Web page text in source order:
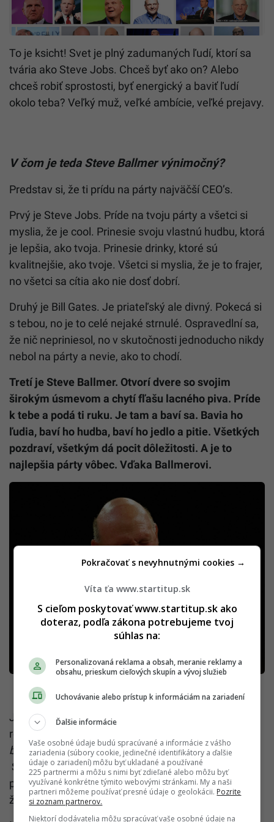
To je ksicht! Svet je plný zadumaných ľudí, ktorí sa
tvária ako Steve Jobs. Chceš byť ako on? Alebo
chceš robiť sprostosti, byť energický a baviť ľudí
okolo teba? Veľký muž, veľké ambície, veľké prejavy.
V čom je teda Steve Ballmer výnimočný?
Predstav si, že ti prídu na párty najväčší CEO’s.
Prvý je Steve Jobs. Príde na tvoju párty a všetci si
myslia, že je cool. Prinesie svoju vlastnú hudbu, ktorá
je lepšia, ako tvoja. Prinesie drinky, ktoré sú
kvalitnejšie, ako tvoje. Všetci si myslia, že je to frajer,
no všetci sa cítia ako nie dosť dobrí.
Druhý je Bill Gates. Je priateľský ale divný. Pokecá si
s tebou, no je to celé nejaké strnulé. Ospravedlní sa,
že nič nepriniesol, no v skutočnosti jednoducho nikdy
nebol na párty a nevie, ako to chodí.
Tretí je Steve Ballmer. Otvorí dvere so svojim
širokým úsmevom a chytí fľašu lacného piva. Príde
k tebe a podá ti ruku. Je tam a baví sa. Bavia ho
ľudia, baví ho hudba, baví ho jedlo a pitie. Všetkých
pozdraví, všetkým dá pocit dôležitosti. A je to
najlepšia párty vôbec. Vďaka Ballmerovi.
Je jednoduché robiť si z neho srandu. Vidíš ho v
reklame. Nejaký
bronto developer.“Čo je to za lúzra? No o to ide.
Steve Ballmer je úplne priemerný týpek, no svoju
priemernosť nosí s takou energiou a entuziazmom,
že naňho žiadny frajer v okuliaroch nemá.
Víta ťa www.startitup.sk
S cieľom poskytovať www.startitup.sk ako
doteraz, podľa zákona potrebujeme tvoj
súhlas na:
Personalizovaná reklama a obsah, meranie reklamy a
obsahu, prieskum cieľových skupín a vývoj služieb
Uchovávanie alebo prístup k informáciám na zariadení
Ďalšie informácie
Vaše osobné údaje budú spracúvané a informácie z vášho
zariadenia (súbory cookie, jedinečné identifikátory a ďalšie
údaje o zariadení) môžu byť ukladané a používané
225 partnermi a môžu s nimi byť zdieľané alebo môžu byť
využívané konkrétne týmito webovými stránkami. My a naši
partneri môžeme používať presné údaje o geolokácii. Pozrite
si zoznam partnerov.
Niektorí dodávatelia môžu spracúvať vaše osobné údaje na
Pokračovať s nevyhnutnými cookies →